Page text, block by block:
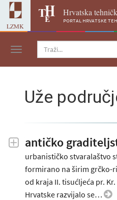
LZMK
Hrvatska
portal hrvatske
Navigacija
Uže
antičko
urbanističko stvaralaštvo
formirano na širim grčko-
od kraja II. tisućljeća pr.
Hrvatske razvijalo se…